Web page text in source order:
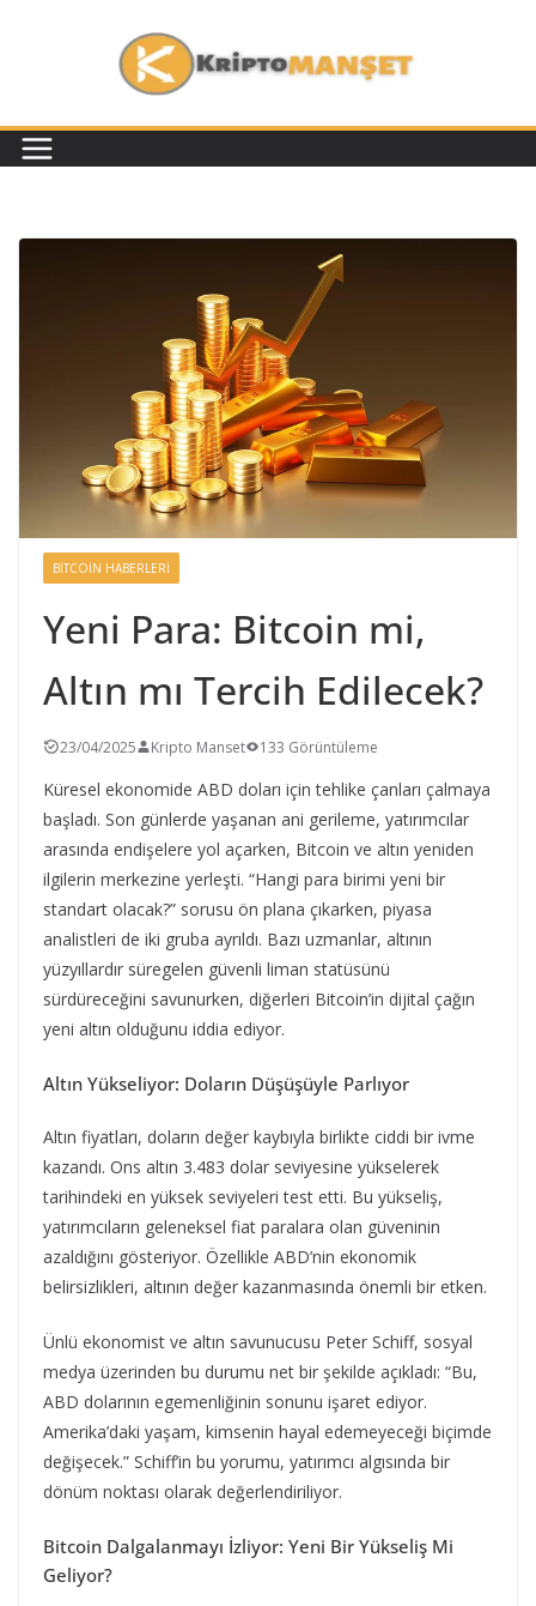
BITCOIN HABERLERI
Yeni Para: Bitcoin mi,
Altın mı Tercih Edilecek?
23/04/2025 Kripto Manset 133 Görüntüleme
Küresel ekonomide ABD doları için tehlike çanları çalmaya
başladı. Son günlerde yaşanan ani gerileme, yatırımcılar
arasında endişelere yol açarken, Bitcoin ve altın yeniden
ilgilerin merkezine yerleşti. “Hangi para birimi yeni bir
standart olacak?” sorusu ön plana çıkarken, piyasa
analistleri de iki gruba ayrıldı. Bazı uzmanlar, altının
yüzyıllardır süregelen güvenli liman statüsünü
sürdüreceğini savunurken, diğerleri Bitcoin’in dijital çağın
yeni altın olduğunu iddia ediyor.
Altın Yükseliyor: Doların Düşüşüyle Parlıyor
Altın fiyatları, doların değer kaybıyla birlikte ciddi bir ivme
kazandı. Ons altın 3.483 dolar seviyesine yükselerek
tarihindeki en yüksek seviyeleri test etti. Bu yükseliş,
yatırımcıların geleneksel fiat paralara olan güveninin
azaldığını gösteriyor. Özellikle ABD’nin ekonomik
belirsizlikleri, altının değer kazanmasında önemli bir etken.
Ünlü ekonomist ve altın savunucusu Peter Schiff, sosyal
medya üzerinden bu durumu net bir şekilde açıkladı: “Bu,
ABD dolarının egemenliğinin sonunu işaret ediyor.
Amerika’daki yaşam, kimsenin hayal edemeyeceği biçimde
değişecek.” Schiff’in bu yorumu, yatırımcı algısında bir
dönüm noktası olarak değerlendiriliyor.
Bitcoin Dalgalanmayı İzliyor: Yeni Bir Yükseliş Mi
Geliyor?